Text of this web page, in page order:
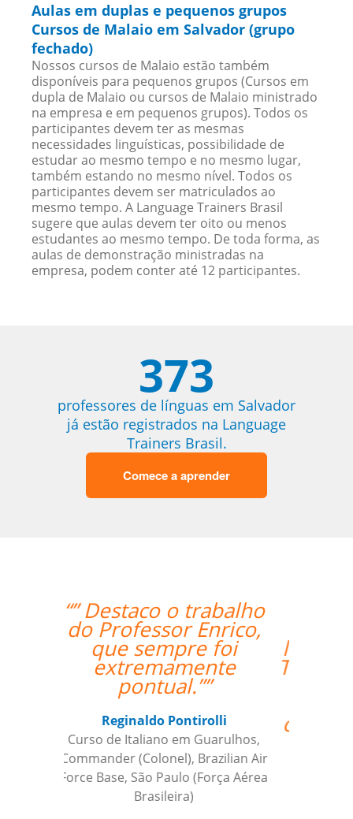
Aulas em duplas e pequenos grupos
Cursos de Malaio em Salvador (grupo
fechado)
Nossos cursos de Malaio estão também
disponíveis para pequenos grupos (Cursos em
dupla de Malaio ou cursos de Malaio ministrado
na empresa e em pequenos grupos). Todos os
participantes devem ter as mesmas
necessidades linguísticas, possibilidade de
estudar ao mesmo tempo e no mesmo lugar,
também estando no mesmo nível. Todos os
participantes devem ser matriculados ao
mesmo tempo. A Language Trainers Brasil
sugere que aulas devem ter oito ou menos
estudantes ao mesmo tempo. De toda forma, as
aulas de demonstração ministradas na
empresa, podem conter até 12 participantes.
373
professores de línguas em Salvador
já estão registrados na Language
Trainers Brasil.
Comece a aprender
“”I took 40 hours of
Brazilian Portuguese
lessons with Language
Trainers in Manaus. My
teacher was a delight
and gave me lots of
constructive feedback.
Recommended. ””
Thomas Parker
Curso de Português em Manaus